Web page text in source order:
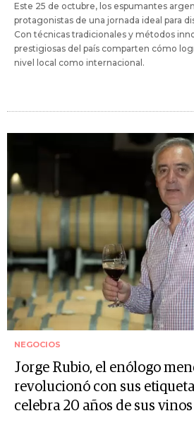
Este 25 de octubre, los espumantes
protagonistas de una jornada ideal para
Con técnicas tradicionales y métodos
prestigiosas del país comparten cómo
nivel local como internacional.
NEGOCIOS
Jorge Rubio, el enólogo
revolucionó con sus
celebra 20 años de sus